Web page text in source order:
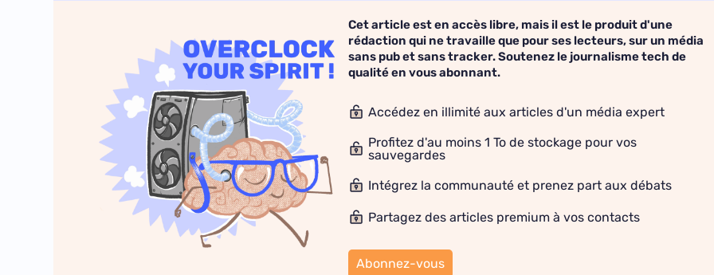
Cet article est en accès libre, mais il est le produit d'une
rédaction qui ne travaille que pour ses lecteurs, sur un média
sans pub et sans tracker. Soutenez le journalisme tech de
qualité en vous abonnant.
Accédez en illimité aux articles d'un média expert
Profitez d'au moins 1 To de stockage pour vos
sauvegardes
Intégrez la communauté et prenez part aux débats
Partagez des articles premium à vos contacts
Abonnez-vous